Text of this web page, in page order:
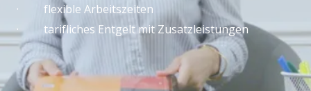
· flexible Arbeitszeiten
· tarifliches Entgelt mit Zusatzleistungen